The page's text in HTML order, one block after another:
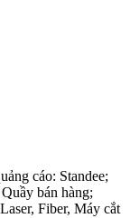
cáo: Standee;
bán hàng;
Fiber, Máy cắt